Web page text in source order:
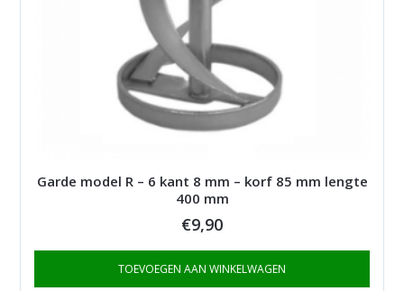
Garde model R – 6 kant 8 mm – korf 85 mm lengte
400 mm
€9,90
TOEVOEGEN AAN WINKELWAGEN